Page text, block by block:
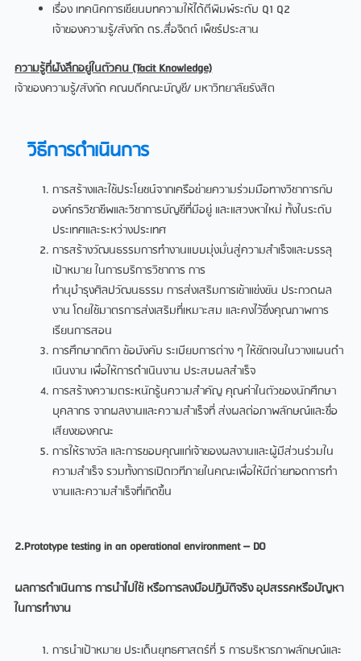
เรื่อง เทคนิคการเขียนบทความให้ได้ตีพิมพ์ระดับ Q1 Q2
เจ้าของความรู้/สังกัด ดร.สื่อจิตต์ เพ็ชร์ประสาน
ความรู้ที่ฝังลึกอยู่ในตัวคน (Tacit Knowledge)
เจ้าของความรู้/สังกัด คณบดีคณะบัญชี/ มหาวิทยาลัยรังสิต
วิธีการดำเนินการ
การสร้างและใช้ประโยชน์จากเครือข่ายความร่วมมือทางวิชาการกับ
องค์กรวิชาชีพและวิชาการบัญชีที่มีอยู่ และแสวงหาใหม่ ทั้งในระดับ
ประเทศและระหว่างประเทศ
การสร้างวัฒนธรรมการทํางานแบบมุ่งมั่นสู่ความสําเร็จและบรรลุ
เป้าหมาย ในการบริการวิชาการ การ
ทํานุบํารุงศิลปวัฒนธรรม การส่งเสริมการเข้าแข่งขัน ประกวดผล
งาน โดยใช้มาตรการส่งเสริมที่เหมาะสม และคงไว้ซึ่งคุณภาพการ
เรียนการสอน
การศึกษากติกา ข้อบังคับ ระเบียบการต่าง ๆ ให้ชัดเจนในวางแผนดํา
เนินงาน เพื่อให้การดําเนินงาน ประสบผลสําเร็จ
การสร้างความตระหนักรู้นความสําคัญ คุณค่าในตัวของนักศึกษา
บุคลากร จากผลงานและความสําเร็จที่ ส่งผลต่อภาพลักษณ์และชื่อ
เสียงของคณะ
การให้รางวัล และการขอบคุณแก่เจ้าของผลงานและผู้มีส่วนร่วมใน
ความสําเร็จ รวมทั้งการเปิดเวทีภายในคณะเพื่อให้มีถ่ายทอดการทํา
งานและความสําเร็จที่เกิดขึ้น
2.Prototype testing in an operational environment – DO
ผลการดำเนินการ การนำไปใช้ หรือการลงมือปฏิบัติจริงอุปสรรคหรือปัญหา
ในการทำงาน
การนําเป้าหมาย ประเด็นยุทธศาสตร์ที่ 5 การบริหารภาพลักษณ์และ